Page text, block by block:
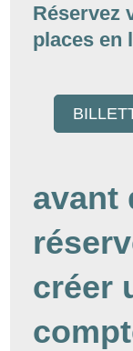
Réservez
places en
avant
créer